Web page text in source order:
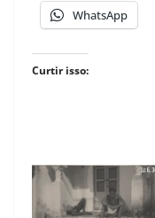
WhatsApp
Curtir isso: